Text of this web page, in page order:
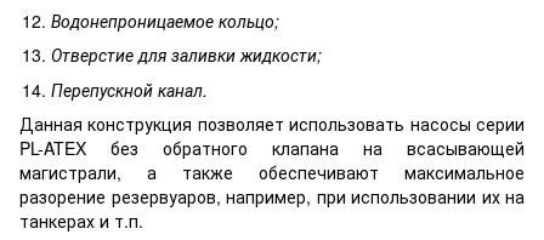
Водонепроницаемое кольцо;
Отверстие для заливки жидкости;
Перепускной канал.
Данная конструкция позволяет использовать насосы серии
PL-ATEX без обратного клапана на всасывающей
магистрали, а также обеспечивают максимальное
разорение резервуаров, например, при использовании их на
танкерах и т.п.